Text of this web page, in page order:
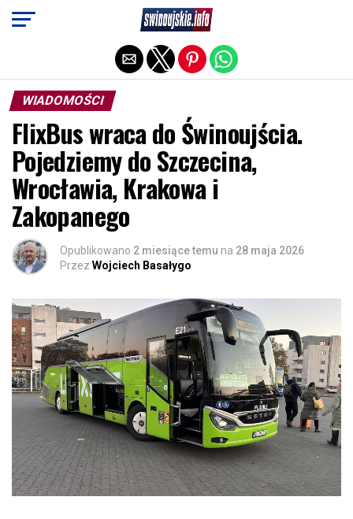
WIADOMOŚCI
FlixBus wraca do Świnoujścia.
Pojedziemy do Szczecina,
Wrocławia, Krakowa i
Zakopanego
Opublikowano 2 miesiące temu na 28 maja 2026
Przez Wojciech Basałygo
Exit mobile version